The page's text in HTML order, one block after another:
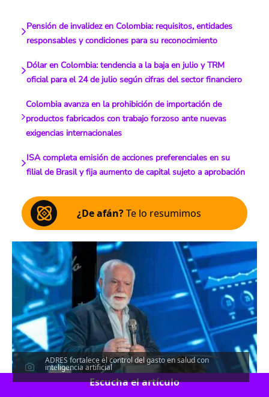
Pensión de invalidez en Colombia: requisitos, entidades
responsables y condiciones para su reconocimiento
Dólar en Colombia: tendencia a la baja en julio y TRM
oficial para el 24 de julio según cifras del sector financiero
Colombia avanza en la prohibición de importación de
productos fabricados con trabajo forzoso ante nuevas
exigencias internacionales
ISA completa emisión de acciones preferenciales en su
filial de Brasil y fija aumento de capital sujeto a aprobación
¿De afán?Te lo resumimos
ADRES fortalece el control del gasto en salud con
inteligencia artificial
Escucha el artículo